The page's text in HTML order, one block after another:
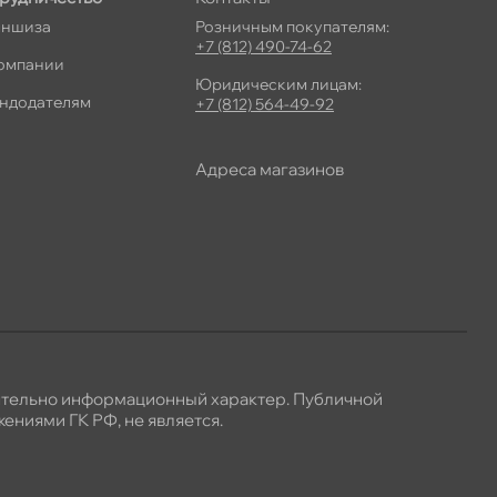
Розничным покупателям:
+7 (812) 490-74-62
Юридическим лицам:
+7 (812) 564-49-92
Адреса магазино
информационный характер. Публичной
ГК РФ, не является.